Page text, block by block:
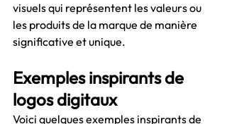
visuels qui représentent les valeurs ou
les produits de la marque de manière
significative et unique.
Exemples inspirants de
logos digitaux
Voici quelques exemples inspirants de